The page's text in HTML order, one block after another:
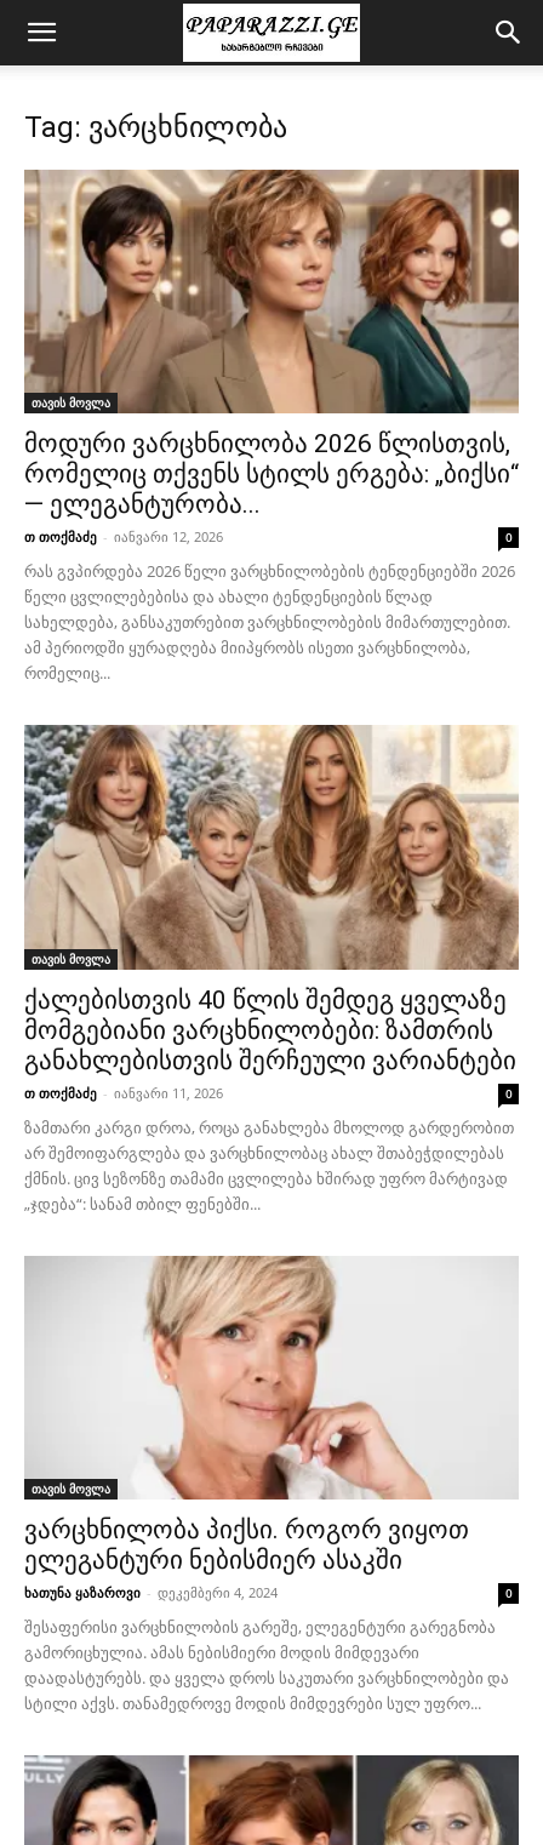
Tag: ვარცხნილობა
თავის მოვლა
მოდური ვარცხნილობა 2026 წლისთვის,
რომელიც თქვენს სტილს ერგება: „ბიქსი“
— ელეგანტურობა...
თ თოქმაძე - იანვარი 12, 2026 0
რას გვპირდება 2026 წელი ვარცხნილობების ტენდენციებში 2026
წელი ცვლილებებისა და ახალი ტენდენციების წლად
სახელდება, განსაკუთრებით ვარცხნილობების მიმართულებით.
ამ პერიოდში ყურადღება მიიპყრობს ისეთი ვარცხნილობა,
რომელიც...
თავის მოვლა
ქალებისთვის 40 წლის შემდეგ ყველაზე
მომგებიანი ვარცხნილობები: ზამთრის
განახლებისთვის შერჩეული ვარიანტები
თ თოქმაძე - იანვარი 11, 2026 0
ზამთარი კარგი დროა, როცა განახლება მხოლოდ გარდერობით
არ შემოიფარგლება და ვარცხნილობაც ახალ შთაბეჭდილებას
ქმნის. ცივ სეზონზე თამამი ცვლილება ხშირად უფრო მარტივად
„ჯდება“: სანამ თბილ ფენებში...
თავის მოვლა
ვარცხნილობა პიქსი. როგორ ვიყოთ
ელეგანტური ნებისმიერ ასაკში
ხათუნა ყაზაროვი - დეკემბერი 4, 2024 0
შესაფერისი ვარცხნილობის გარეშე, ელეგენტური გარეგნობა
გამორიცხულია. ამას ნებისმიერი მოდის მიმდევარი
დაადასტურებს. და ყველა დროს საკუთარი ვარცხნილობები და
სტილი აქვს. თანამედროვე მოდის მიმდევრები სულ უფრო...